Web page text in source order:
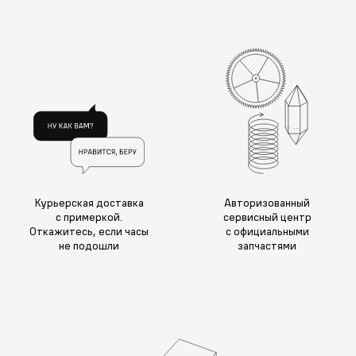
Курьерская доставка
с примеркой.
Откажитесь, если часы
не подошли
Авторизованный
сервисный центр
с официальными
запчастями